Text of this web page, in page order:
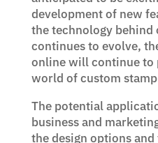
development of new
the technology
continues to evolve,
online will continue to
world of custom
The potential
business and
the design options